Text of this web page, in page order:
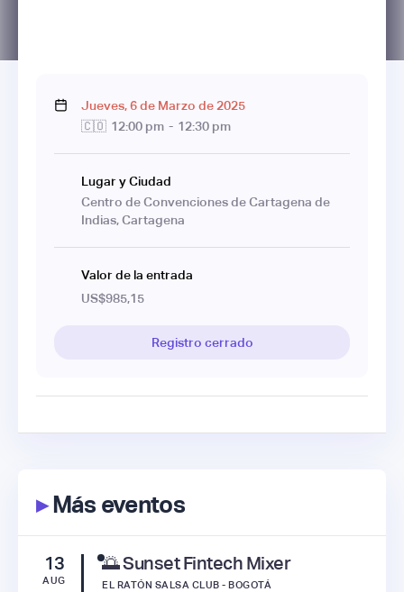
Jueves,6de Marzo de 2025
🇨🇴 12:00 pm - 12:30 pm
Lugar y Ciudad
Centro de Convenciones de Cartagena de
Indias, Cartagena
Valor de la entrada
US$985,15
Registro cerrado
▸Más eventos
13
AUG
🌅 Sunset Fintech Mixer
EL RATÓN SALSA CLUB - BOGOTÁ